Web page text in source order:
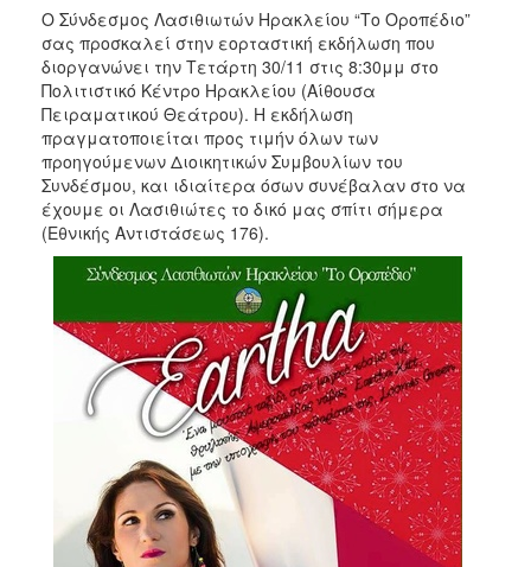
2017
2016
2015
2013
2012
2011
2010
2006
Ο Σύνδεσμος Λασιθιωτών Ηρακλείου “Το Οροπέδιο”
σας προσκαλεί στην εορταστική εκδήλωση που
διοργανώνει την Τετάρτη 30/11 στις 8:30μμ στο
Πολιτιστικό Κέντρο Ηρακλείου (Αίθουσα
Πειραματικού Θεάτρου). Η εκδήλωση
πραγματοποιείται προς τιμήν όλων των
προηγούμενων Διοικητικών Συμβουλίων του
Συνδέσμου, και ιδιαίτερα όσων συνέβαλαν στο να
έχουμε οι Λασιθιώτες το δικό μας σπίτι σήμερα
(Εθνικής Αντιστάσεως 176).